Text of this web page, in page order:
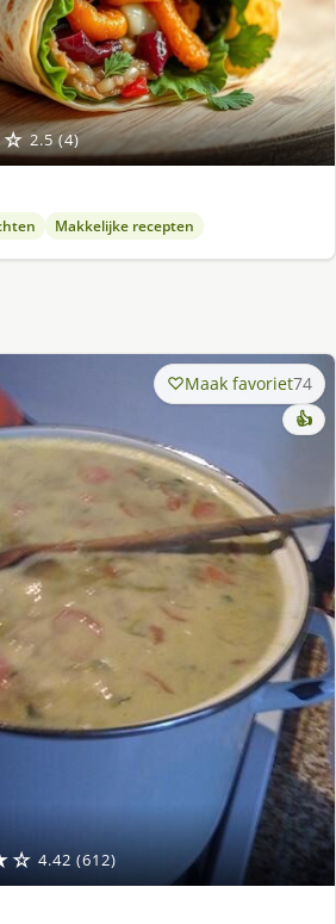
2.5 (4)
Makkelijke recepten
4.42 (612)
Maak favoriet74
👍